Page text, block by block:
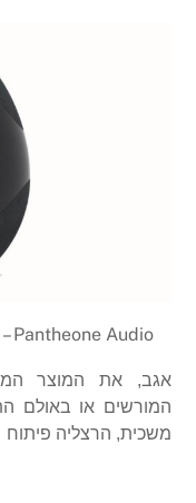
Pantheone Audio – באדיבות בטופ אודיו, צילום: יחצ חול
אגב, את המוצר
המורשים או באולם
משכית, הרצליה פיתוח